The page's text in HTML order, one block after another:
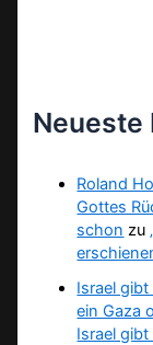
Neueste
Roland
Gottes
schon zu
Israel
ein Gaza
Israel